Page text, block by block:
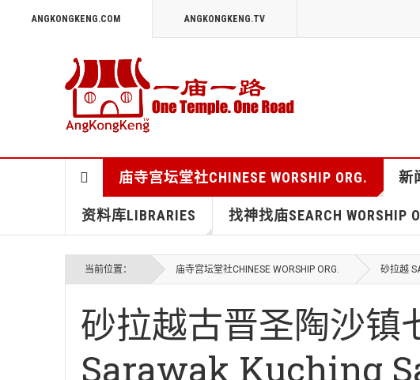
ANGKONGKENG.COM ANGKONGKENG.TV
庙寺宫坛堂社CHINESE WORSHIP ORG. 新
资料库LIBRARIES 找神找庙SEARCH WORSHIP
当前位置： 庙寺宫坛堂社CHINESE WORSHIP ORG. 砂拉越
砂拉越古晋圣陶沙镇
Sarawak Kuching